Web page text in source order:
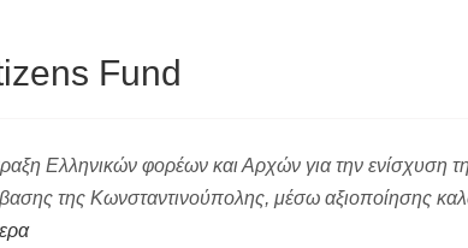
Fund
Ελληνικών φορέων και Αρχών για την ενίσχυση
της Κωνσταντινούπολης, μέσω αξιοποίησης